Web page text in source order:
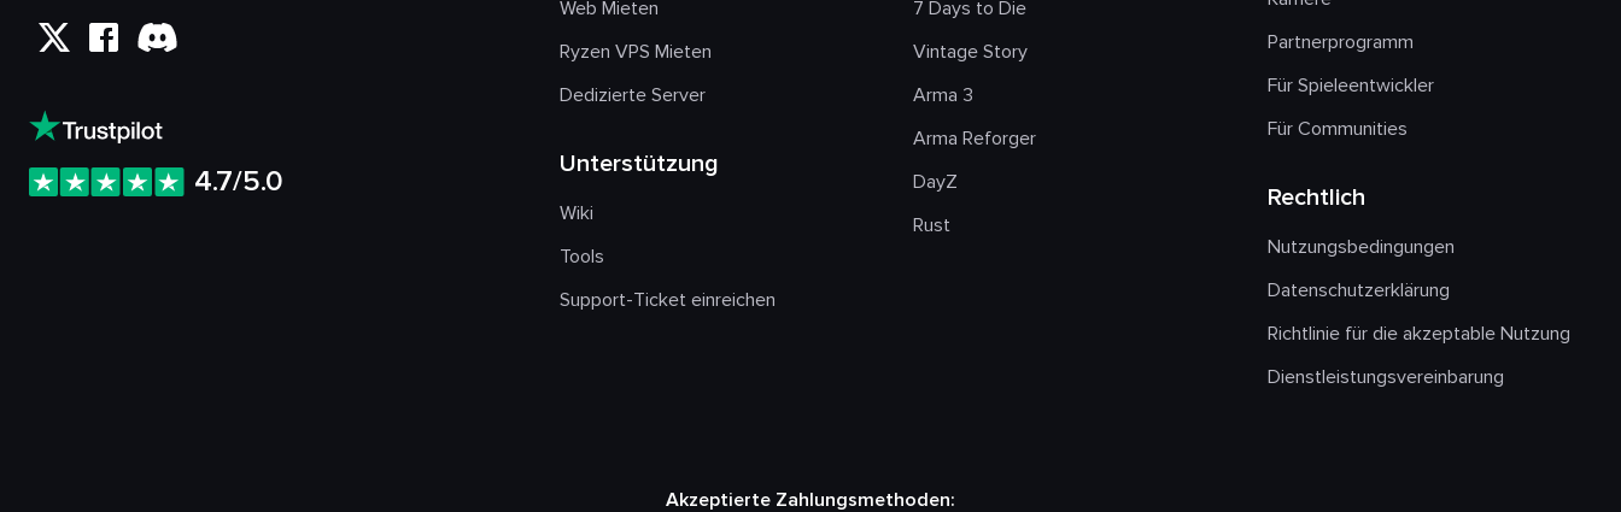
4.7/5.0
Web Mieten
Ryzen VPS Mieten
Dedizierte Server
Unterstützung
Wiki
Tools
Support-Ticket einreichen
7 Days to Die
Vintage Story
Arma 3
Arma Reforger
DayZ
Rust
Partnerprogramm
Für Spieleentwickler
Für Communities
Rechtlich
Nutzungsbedingungen
Datenschutzerklärung
Richtlinie für die akzeptable Nutzung
Dienstleistungsvereinbarung
Akzeptierte Zahlungsmethoden: